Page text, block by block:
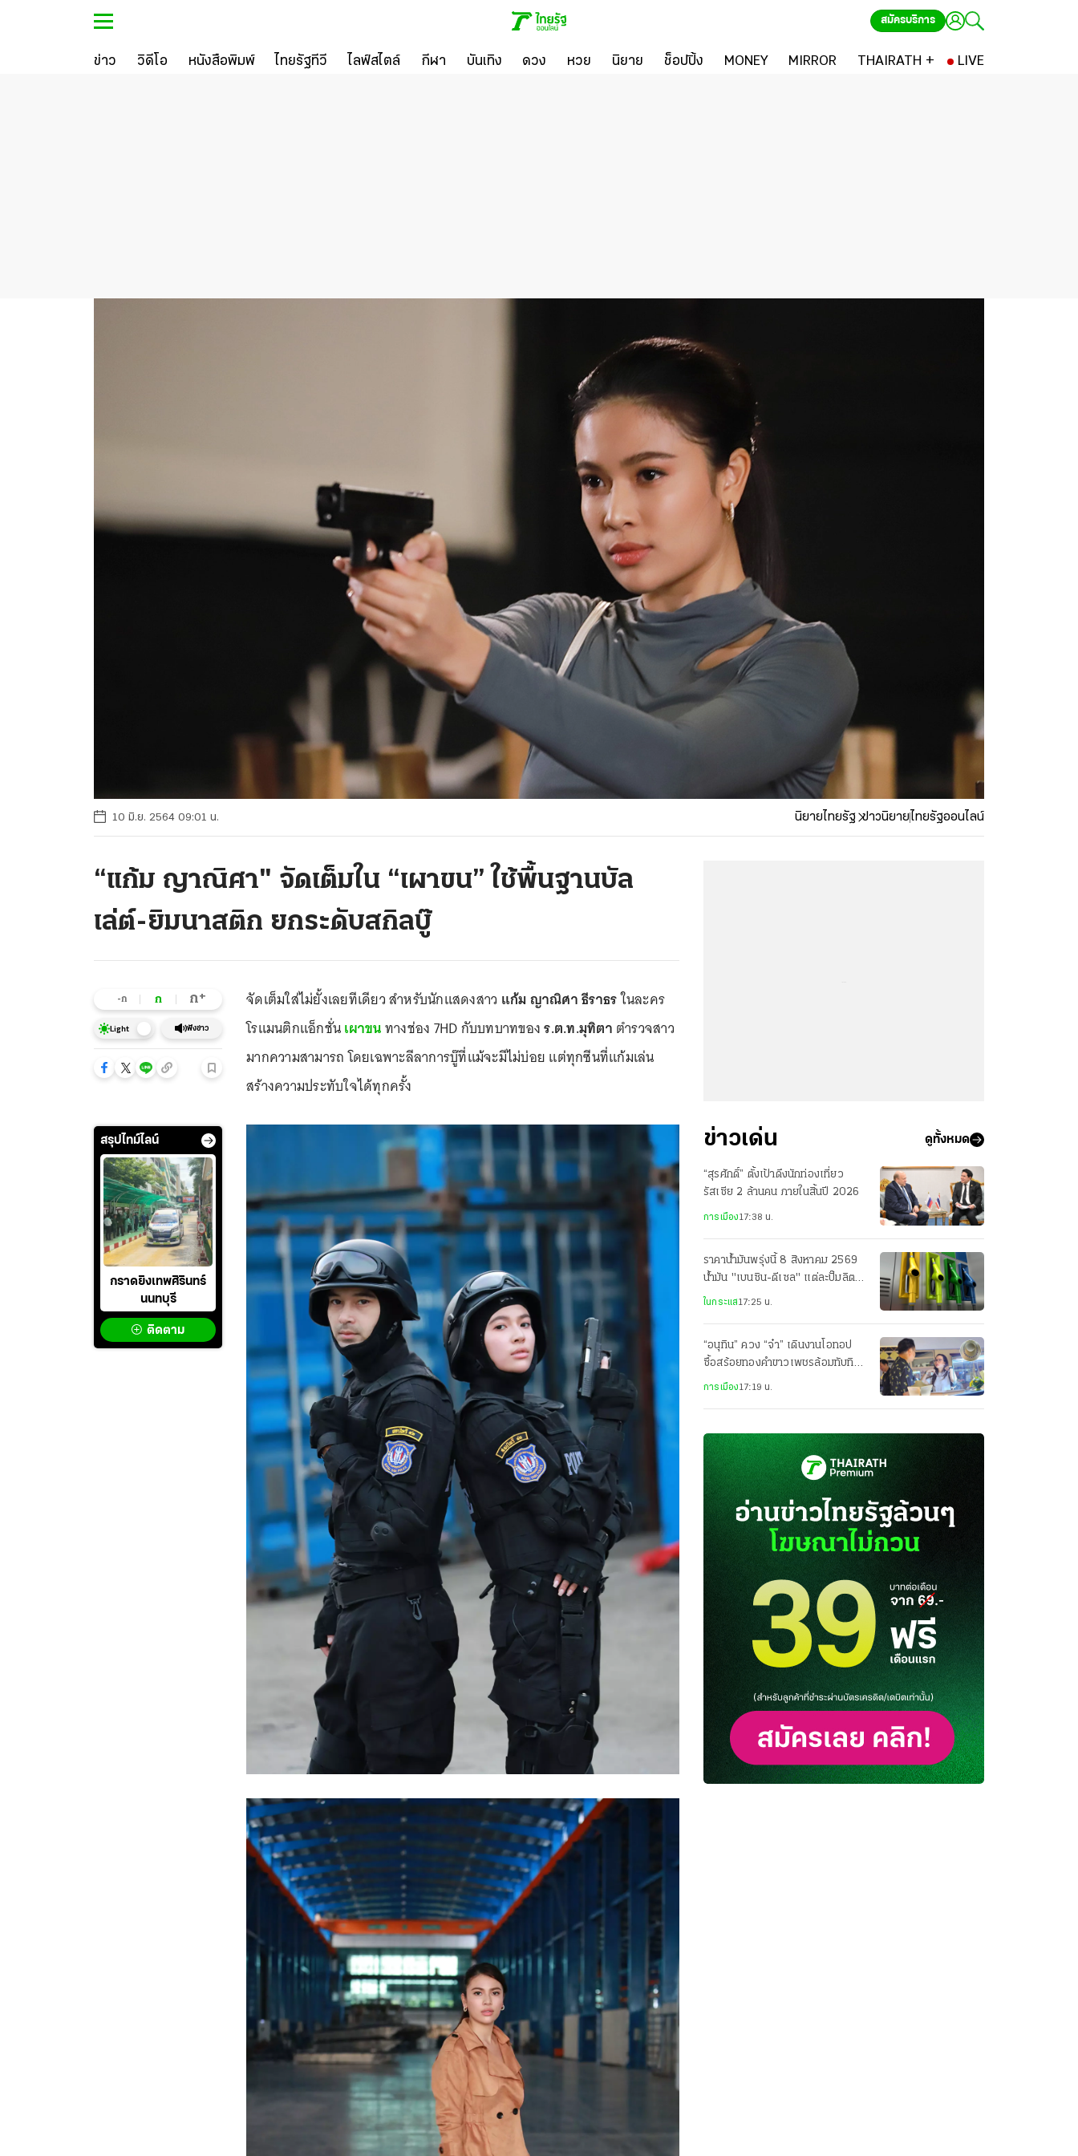
สมัครบริการ
ข่าว วิดีโอ หนังสือพิมพ์ ไทยรัฐทีวี ไลฟ์สไตล์ กีฬา บันเทิง ดวง หวย นิยาย ช็อปปิ้ง MONEY MIRROR THAIRATH + LIVE
10 มิ.ย. 2564 09:01 น. นิยายไทยรัฐ ข่าวนิยายไทยรัฐออนไลน์
“แก้ม ญาณิศา" จัดเต็มใน “เผาขน” ใช้พื้นฐานบัล
เล่ต์-ยิมนาสติก ยกระดับสกิลบู๊
-ก ก ก+
Light ฟังข่าว
สรุปไทม์ไลน์
กราดยิงเทพศิรินทร์
นนทบุรี
ติดตาม
จัดเต็มใส่ไม่ยั้งเลยทีเดียว สำหรับนักแสดงสาว แก้ม ญาณิศา ธีราธรในละคร
โรแมนติกแอ็กชั่นเผาขนทางช่อง 7HD กับบทบาทของร.ต.ท.มุทิตา ตำรวจสาว
มากความสามารถ โดยเฉพาะลีลาการบู๊ที่แม้จะมีไม่บ่อย แต่ทุกซีนที่แก้มเล่น
สร้างความประทับใจได้ทุกครั้ง
ข่าวเด่น ดูทั้งหมด
“สุรศักดิ์” ตั้งเป้าดึงนักท่องเที่ยว
รัสเซีย 2 ล้านคน ภายในสิ้นปี 2026
การเมือง17:38 น.
ราคาน้ำมันพรุ่งนี้ 8 สิงหาคม 2569
น้ำมัน "เบนซิน-ดีเซล" แต่ละปั๊มลิตร
ละเท่าไร
ในกระแส17:25 น.
“อนุทิน” ควง “จ๋า” เดินงานโอทอป
ซื้อสร้อยทองคำขาวเพชรล้อมทับทิม
กินบ่เซี่ยง ราคา 1.2 ล้านให้
การเมือง17:19 น.